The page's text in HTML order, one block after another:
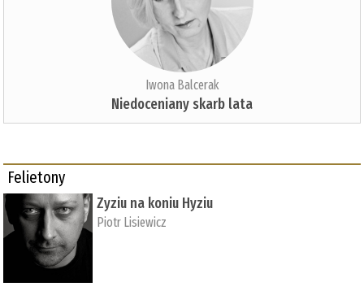
Iwona Balcerak
Niedoceniany skarb lata
Felietony
Zyziu na koniu Hyziu
Piotr Lisiewicz